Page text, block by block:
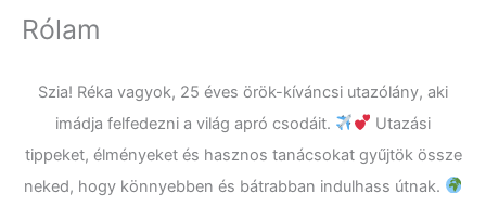
Rólam
Szia! Réka vagyok, 25 éves örök-kíváncsi utazólány, aki
imádja felfedezni a világ apró csodáit.
Utazási
tippeket, élményeket és hasznos tanácsokat gyűjtök össze
neked, hogy könnyebben és bátrabban indulhass útnak.